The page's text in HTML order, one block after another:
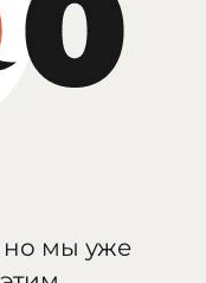
но мы уже